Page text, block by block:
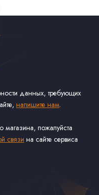
данных, требующих
напишите нам.
магазина, пожалуйста
связи на сайте сервиса